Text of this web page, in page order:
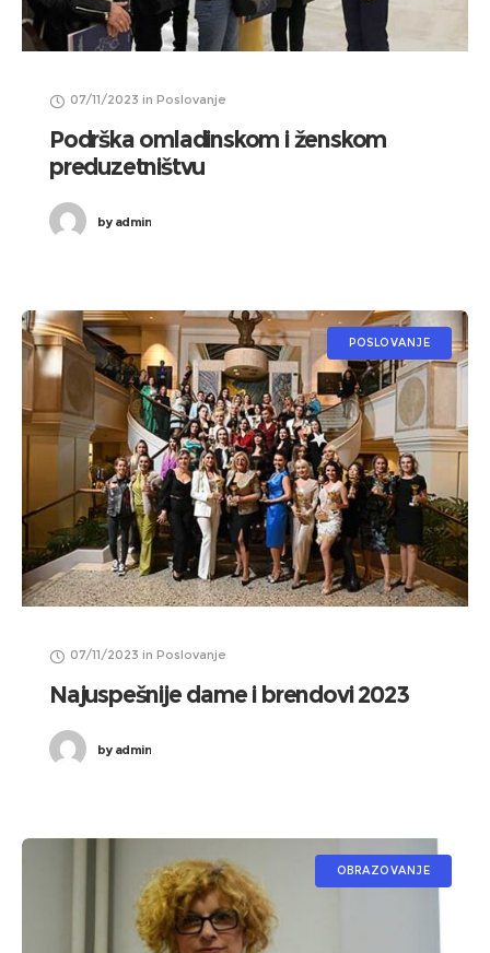
07/11/2023 in Poslovanje
Podrška omladinskom i ženskom
preduzetništvu
byadmin
POSLOVANJE
07/11/2023 in Poslovanje
Najuspešnije dame i brendovi 2023
byadmin
OBRAZOVANJE